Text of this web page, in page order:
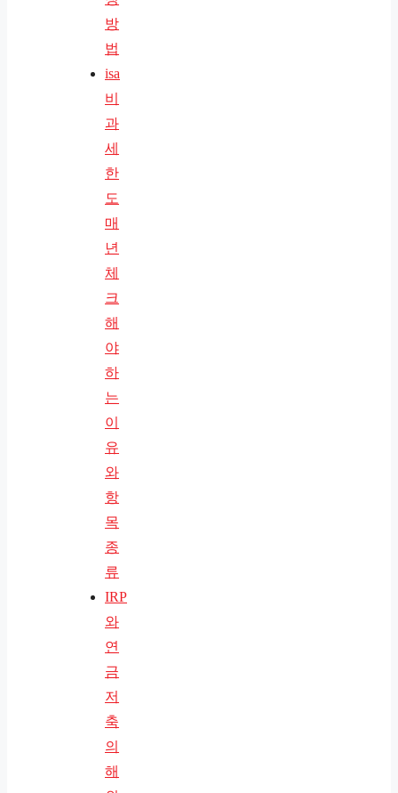
방
법
isa
비
과
세
한
도
매
년
체
크
해
야
하
는
이
유
와
항
목
종
류
IRP
와
연
금
저
축
의
해